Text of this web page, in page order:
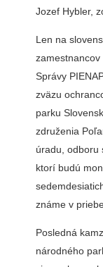
Jozef Hybler,
Len na
zamestnancov
Správy
zväzu
parku
združenia
úradu, odboru
ktorí budú
známe v
Posledná
národného